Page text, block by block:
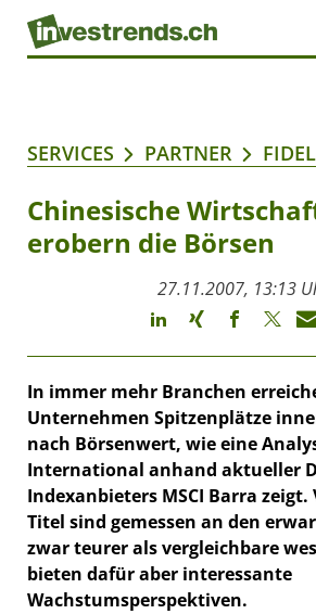
SERVICES PARTNER
Chinesische
erobern die Börsen
27.11.2007, 13:13
In immer mehr Branchen
Unternehmen Spitzenplätze
nach Börsenwert, wie eine
International anhand aktueller
Indexanbieters MSCI Barra zeigt.
Titel sind gemessen an den
zwar teurer als vergleichbare
bieten dafür aber interessante
Wachstumsperspektiven.